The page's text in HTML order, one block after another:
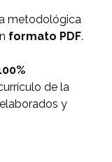
metodológica
formato PDF.
de la
y